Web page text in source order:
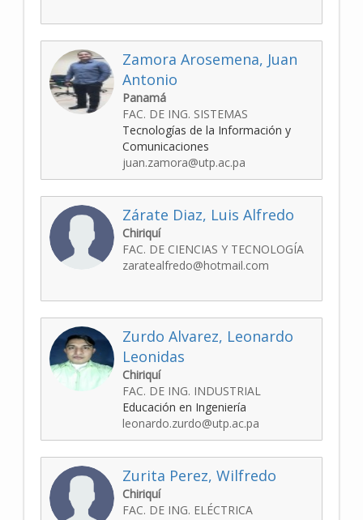
Zamora Arosemena, Juan
Antonio
Panamá
FAC. DE ING. SISTEMAS
Tecnologías de la Información y
Comunicaciones
juan.zamora@utp.ac.pa
Zárate Diaz, Luis Alfredo
Chiriquí
FAC. DE CIENCIAS Y TECNOLOGÍA
zaratealfredo@hotmail.com
Zurdo Alvarez, Leonardo
Leonidas
Chiriquí
FAC. DE ING. INDUSTRIAL
Educación en Ingeniería
leonardo.zurdo@utp.ac.pa
Zurita Perez, Wilfredo
Chiriquí
FAC. DE ING. ELÉCTRICA